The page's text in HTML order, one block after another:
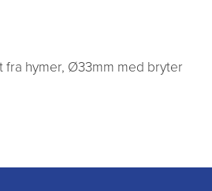
hymer, Ø33mm med bryter